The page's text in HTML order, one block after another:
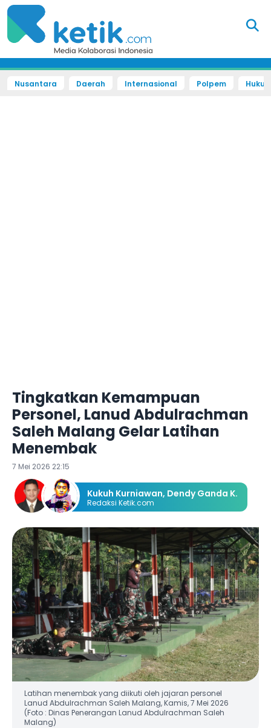
Nusantara Daerah Internasional Polpem
Tingkatkan Kemampuan
Personel, Lanud Abdulrachman
Saleh Malang Gelar Latihan
Menembak
7 Mei 2026 22:15
Kukuh Kurniawan, Dendy Ganda K.
Redaksi Ketik.com
Latihan menembak yang diikuti oleh jajaran personel
Lanud Abdulrachman Saleh Malang, Kamis, 7 Mei 2026
(Foto : Dinas Penerangan Lanud Abdulrachman Saleh
Malang)